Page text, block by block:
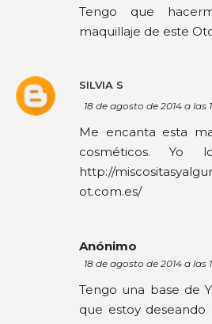
Tengo que
maquillaje de este
SILVIA S
18 de agosto de 2014 a las
Me encanta esta
cosméticos. Yo
http://
ot.com.es/
Anónimo
18 de agosto de 2014 a las
Tengo una base de
que estoy